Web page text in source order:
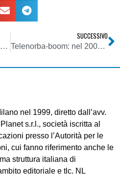
Mediaset: prendiamo distanze da attacchi a Gianfranco Fini
SUCCESSIVO
Telenorba-boom: nel 2007 crescita del 10%
nel 1999, diretto dall’avv.
s.r.l., società iscritta al
presso l’Autorità per le
cui fanno riferimento anche le
struttura italiana di
editoriale e tlc. NL